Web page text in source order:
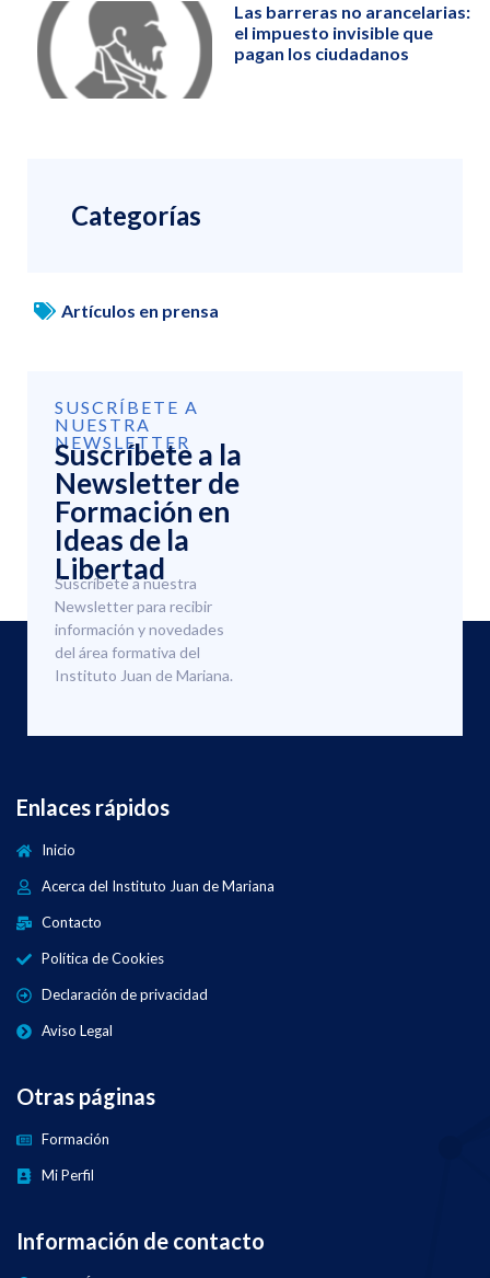
Las barreras no arancelarias:
el impuesto invisible que
pagan los ciudadanos
Categorías
Artículos en prensa
SUSCRÍBETE A
NUESTRA
NEWSLETTER
Suscríbete a la
Newsletter de
Formación en
Ideas de la
Libertad
Suscríbete a nuestra
Newsletter para recibir
información y novedades
del área formativa del
Instituto Juan de Mariana.
Enlaces rápidos
Inicio
Acerca del Instituto Juan de Mariana
Contacto
Política de Cookies
Declaración de privacidad
Aviso Legal
Otras páginas
Formación
Mi Perfil
Información de contacto